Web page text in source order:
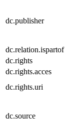
dc.publisher
dc.relation.ispartof
dc.rights
dc.rights.acces
dc.rights.uri
dc.source